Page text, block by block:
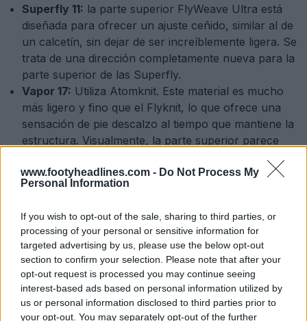
www.footyheadlines.com - Do Not Process My
Personal Information
If you wish to opt-out of the sale, sharing to third parties, or
processing of your personal or sensitive information for
targeted advertising by us, please use the below opt-out
section to confirm your selection. Please note that after your
opt-out request is processed you may continue seeing
interest-based ads based on personal information utilized by
us or personal information disclosed to third parties prior to
your opt-out. You may separately opt-out of the further
Superfly 11: la parte superior FlyWeave Ultra está
diseñada para ofrecer un ajuste ceñido, similar al de
un calcetín, sin dejar de ser increíblemente ligera. Se
trata de una dirección completamente nueva para la
parte superior de las Superfly.
Vapor 17: Utiliza Atomknit. Este material es mucho
más ligero y fino que el Flyknit, lo que ofrece una
sensación de pie descalzo al tiempo que mantiene la
estructura. Visualmente, la parte superior parece